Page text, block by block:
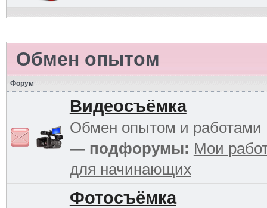
Обмен опытом
Форум
Видеосъёмка
Обмен опытом и работами
— подфорумы: Мои
для начинающих
Фотосъёмка